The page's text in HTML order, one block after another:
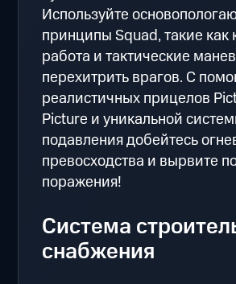
Используйте
принципы Squad, такие как
работа и тактические
перехитрить врагов. С
реалистичных прицелов
Picture и уникальной
подавления добейтесь
превосходства и вырвите
поражения!
Система
снабжения